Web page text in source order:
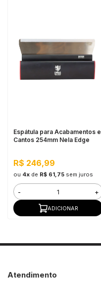
Espátula para Acabamentos e
Cantos 254mm Nela Edge
R$ 246,99
ou 4xde R$ 61,75 sem juros
- +
ADICIONAR
Atendimento